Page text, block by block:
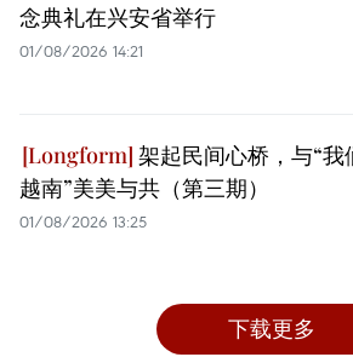
念典礼在兴安省举行
01/08/2026 14:21
架起民间心桥，与“我
越南”美美与共（第三期）
01/08/2026 13:25
下载更多